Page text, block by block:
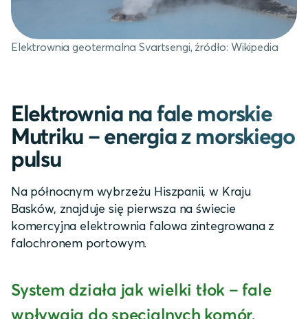
Elektrownia geotermalna Svartsengi, źródło: Wikipedia
Elektrownia na fale morskie
Mutriku – energia z morskiego
pulsu
Na północnym wybrzeżu Hiszpanii, w Kraju
Basków, znajduje się pierwsza na świecie
komercyjna elektrownia falowa zintegrowana z
falochronem portowym.
System działa jak wielki tłok – fale
wpływają do specjalnych komór,